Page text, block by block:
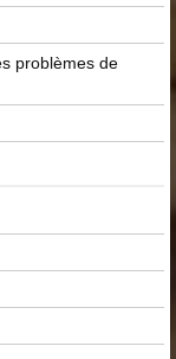
problèmes de